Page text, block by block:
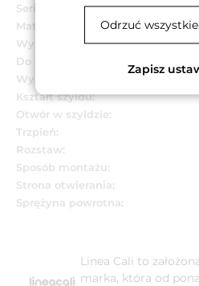
Seria:
Materiał:
Wykończenie:
Do drzwi:
Wymiar szyldu:
Kształt szyldu:
Otwór w szyldzie:
Trzpień:
Rozstaw:
Sposób montażu:
Strona otwierania:
Sprężyna powrotna:
Linea Cali to
marka, która od
Odrzuć
Zapisz